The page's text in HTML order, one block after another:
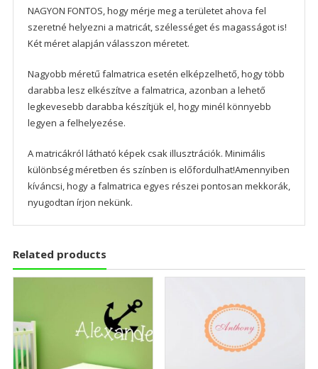
NAGYON FONTOS, hogy mérje meg a területet ahova fel
szeretné helyezni a matricát, szélességet és magasságot is!
Két méret alapján válasszon méretet.
Nagyobb méretű falmatrica esetén elképzelhető, hogy több
darabba lesz elkészítve a falmatrica, azonban a lehető
legkevesebb darabba készítjük el, hogy minél könnyebb
legyen a felhelyezése.
A matricákról látható képek csak illusztrációk. Minimális
különbség méretben és színben is előfordulhat!Amennyiben
kíváncsi, hogy a falmatrica egyes részei pontosan mekkorák,
nyugodtan írjon nekünk.
Related products